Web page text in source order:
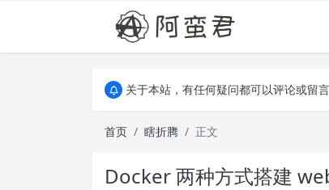
关于本站，有任何疑问都可以评论或留
关于本站，有任何疑问都可以评论或留言
首页
瞎折腾 正文
Docker 两种方式搭建